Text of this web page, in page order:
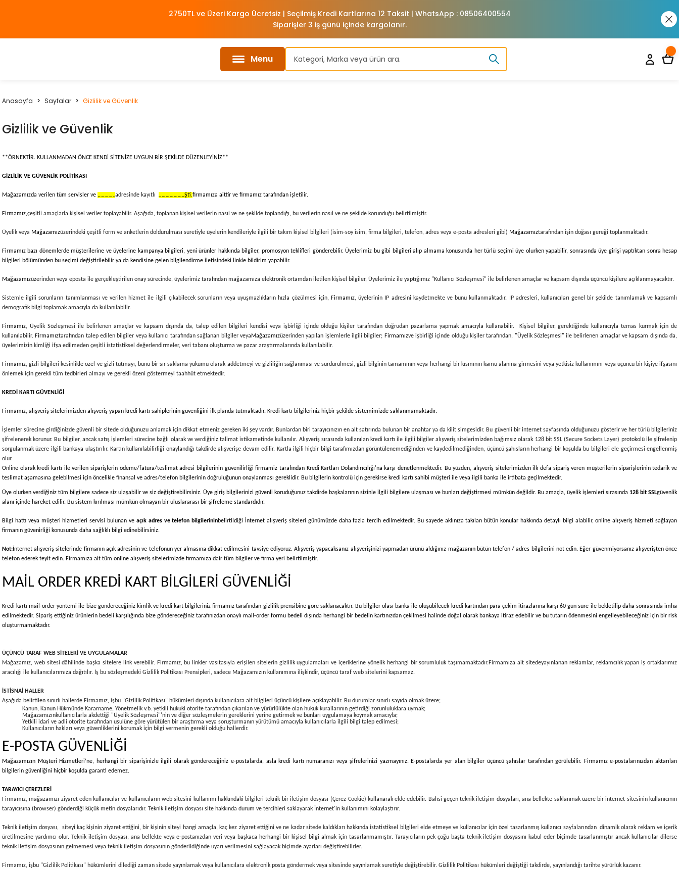
2750TL ve Üzeri Kargo Ücretsiz | Seçilmiş Kredi Kartlarına 12 Taksit | WhatsApp : 08506400554
Siparişler 3 iş günü içinde kargolanır.
Menu
Anasayfa Sayfalar Gizlilik ve Güvenlik
Gizlilik ve Güvenlik
**ÖRNEKTİR. KULLANMADAN ÖNCE KENDİ SİTENİZE UYGUN BİR ŞEKİLDE DÜZENLEYİNİZ**
GİZLİLİK VE GÜVENLİK POLİTİKASI
Mağazamızda verilen tüm servisler ve ,…………adresinde kayıtlı ……………….Şti.firmamıza aittir ve firmamız tarafından işletilir.
Firmamız,çeşitli amaçlarla kişisel veriler toplayabilir. Aşağıda, toplanan kişisel verilerin nasıl ve ne şekilde toplandığı, bu verilerin nasıl ve ne şekilde korunduğu belirtilmiştir.
Üyelik veya Mağazamızüzerindeki çeşitli form ve anketlerin doldurulması suretiyle üyelerin kendileriyle ilgili bir takım kişisel bilgileri (isim-soy isim, firma bilgileri, telefon, adres veya e-posta adresleri gibi) Mağazamıztarafından işin doğası gereği toplanmaktadır.
Firmamız bazı dönemlerde müşterilerine ve üyelerine kampanya bilgileri, yeni ürünler hakkında bilgiler, promosyon teklifleri gönderebilir. Üyelerimiz bu gibi bilgileri alıp almama konusunda her türlü seçimi üye olurken yapabilir, sonrasında üye girişi yaptıktan sonra hesap
bilgileri bölümünden bu seçimi değiştirilebilir ya da kendisine gelen bilgilendirme iletisindeki linkle bildirim yapabilir.
Mağazamızüzerinden veya eposta ile gerçekleştirilen onay sürecinde, üyelerimiz tarafından mağazamıza elektronik ortamdan iletilen kişisel bilgiler, Üyelerimiz ile yaptığımız "Kullanıcı Sözleşmesi" ile belirlenen amaçlar ve kapsam dışında üçüncü kişilere açıklanmayacaktır.
Sistemle ilgili sorunların tanımlanması ve verilen hizmet ile ilgili çıkabilecek sorunların veya uyuşmazlıkların hızla çözülmesi için, Firmamız, üyelerinin IP adresini kaydetmekte ve bunu kullanmaktadır. IP adresleri, kullanıcıları genel bir şekilde tanımlamak ve kapsamlı
demografik bilgi toplamak amacıyla da kullanılabilir.
Firmamız, Üyelik Sözleşmesi ile belirlenen amaçlar ve kapsam dışında da, talep edilen bilgileri kendisi veya işbirliği içinde olduğu kişiler tarafından doğrudan pazarlama yapmak amacıyla kullanabilir. Kişisel bilgiler, gerektiğinde kullanıcıyla temas kurmak için de
kullanılabilir. Firmamıztarafından talep edilen bilgiler veya kullanıcı tarafından sağlanan bilgiler veya Mağazamızüzerinden yapılan işlemlerle ilgili bilgiler; Firmamızve işbirliği içinde olduğu kişiler tarafından, "Üyelik Sözleşmesi" ile belirlenen amaçlar ve kapsam dışında da,
üyelerimizin kimliği ifşa edilmeden çeşitli istatistiksel değerlendirmeler, veri tabanı oluşturma ve pazar araştırmalarında kullanılabilir.
Firmamız, gizli bilgileri kesinlikle özel ve gizli tutmayı, bunu bir sır saklama yükümü olarak addetmeyi ve gizliliğin sağlanması ve sürdürülmesi, gizli bilginin tamamının veya herhangi bir kısmının kamu alanına girmesini veya yetkisiz kullanımını veya üçüncü bir kişiye ifşasını
önlemek için gerekli tüm tedbirleri almayı ve gerekli özeni göstermeyi taahhüt etmektedir.
KREDİ KARTI GÜVENLİĞİ
Firmamız, alışveriş sitelerimizden alışveriş yapan kredi kartı sahiplerinin güvenliğini ilk planda tutmaktadır. Kredi kartı bilgileriniz hiçbir şekilde sistemimizde saklanmamaktadır.
İşlemler sürecine girdiğinizde güvenli bir sitede olduğunuzu anlamak için dikkat etmeniz gereken iki şey vardır. Bunlardan biri tarayıcınızın en alt satırında bulunan bir anahtar ya da kilit simgesidir. Bu güvenli bir internet sayfasında olduğunuzu gösterir ve her türlü bilgileriniz
şifrelenerek korunur. Bu bilgiler, ancak satış işlemleri sürecine bağlı olarak ve verdiğiniz talimat istikametinde kullanılır. Alışveriş sırasında kullanılan kredi kartı ile ilgili bilgiler alışveriş sitelerimizden bağımsız olarak 128 bit SSL (Secure Sockets Layer) protokolü ile şifrelenip
sorgulanmak üzere ilgili bankaya ulaştırılır. Kartın kullanılabilirliği onaylandığı takdirde alışverişe devam edilir. Kartla ilgili hiçbir bilgi tarafımızdan görüntülenemediğinden ve kaydedilmediğinden, üçüncü şahısların herhangi bir koşulda bu bilgileri ele geçirmesi engellenmiş
olur.
Online olarak kredi kartı ile verilen siparişlerin ödeme/fatura/teslimat adresi bilgilerinin güvenilirliği firmamiz tarafından Kredi Kartları Dolandırıcılığı'na karşı denetlenmektedir. Bu yüzden, alışveriş sitelerimizden ilk defa sipariş veren müşterilerin siparişlerinin tedarik ve
teslimat aşamasına gelebilmesi için öncelikle finansal ve adres/telefon bilgilerinin doğruluğunun onaylanması gereklidir. Bu bilgilerin kontrolü için gerekirse kredi kartı sahibi müşteri ile veya ilgili banka ile irtibata geçilmektedir.
Üye olurken verdiğiniz tüm bilgilere sadece siz ulaşabilir ve siz değiştirebilirsiniz. Üye giriş bilgilerinizi güvenli koruduğunuz takdirde başkalarının sizinle ilgili bilgilere ulaşması ve bunları değiştirmesi mümkün değildir. Bu amaçla, üyelik işlemleri sırasında 128 bit SSLgüvenlik
alanı içinde hareket edilir. Bu sistem kırılması mümkün olmayan bir uluslararası bir şifreleme standardıdır.
Bilgi hattı veya müşteri hizmetleri servisi bulunan ve açık adres ve telefon bilgilerininbelirtildiği İnternet alışveriş siteleri günümüzde daha fazla tercih edilmektedir. Bu sayede aklınıza takılan bütün konular hakkında detaylı bilgi alabilir, online alışveriş hizmeti sağlayan
firmanın güvenirliği konusunda daha sağlıklı bilgi edinebilirsiniz.
Not: İnternet alışveriş sitelerinde firmanın açık adresinin ve telefonun yer almasına dikkat edilmesini tavsiye ediyoruz. Alışveriş yapacaksanız alışverişinizi yapmadan ürünü aldığınız mağazanın bütün telefon / adres bilgilerini not edin. Eğer güvenmiyorsanız alışverişten önce
telefon ederek teyit edin. Firmamıza ait tüm online alışveriş sitelerimizde firmamıza dair tüm bilgiler ve firma yeri belirtilmiştir.
MAİL ORDER KREDİ KART BİLGİLERİ GÜVENLİĞİ
Kredi kartı mail-order yöntemi ile bize göndereceğiniz kimlik ve kredi kart bilgileriniz firmamız tarafından gizlilik prensibine göre saklanacaktır. Bu bilgiler olası banka ile oluşubilecek kredi kartından para çekim itirazlarına karşı 60 gün süre ile bekletilip daha sonrasında imha
edilmektedir. Sipariş ettiğiniz ürünlerin bedeli karşılığında bize göndereceğiniz tarafınızdan onaylı mail-order formu bedeli dışında herhangi bir bedelin kartınızdan çekilmesi halinde doğal olarak bankaya itiraz edebilir ve bu tutarın ödenmesini engelleyebileceğiniz için bir risk
oluşturmamaktadır.
ÜÇÜNCÜ TARAF WEB SİTELERİ VE UYGULAMALAR
Mağazamız, web sitesi dâhilinde başka sitelere link verebilir. Firmamız, bu linkler vasıtasıyla erişilen sitelerin gizlilik uygulamaları ve içeriklerine yönelik herhangi bir sorumluluk taşımamaktadır.Firmamıza ait sitedeyayınlanan reklamlar, reklamcılık yapan iş ortaklarımız
aracılığı ile kullanıcılarımıza dağıtılır. İş bu sözleşmedeki Gizlilik Politikası Prensipleri, sadece Mağazamızın kullanımına ilişkindir, üçüncü taraf web sitelerini kapsamaz.
İSTİSNAİ HALLER
Aşağıda belirtilen sınırlı hallerde Firmamız, işbu "Gizlilik Politikası" hükümleri dışında kullanıcılara ait bilgileri üçüncü kişilere açıklayabilir. Bu durumlar sınırlı sayıda olmak üzere;
Kanun, Kanun Hükmünde Kararname, Yönetmelik v.b. yetkili hukuki otorite tarafından çıkarılan ve yürürlülükte olan hukuk kurallarının getirdiği zorunluluklara uymak;
Mağazamızınkullanıcılarla akdettiği "Üyelik Sözleşmesi"'nin ve diğer sözleşmelerin gereklerini yerine getirmek ve bunları uygulamaya koymak amacıyla;
Yetkili idari ve adli otorite tarafından usulüne göre yürütülen bir araştırma veya soruşturmanın yürütümü amacıyla kullanıcılarla ilgili bilgi talep edilmesi;
Kullanıcıların hakları veya güvenliklerini korumak için bilgi vermenin gerekli olduğu hallerdir.
E-POSTA GÜVENLİĞİ
Mağazamızın Müşteri Hizmetleri’ne, herhangi bir siparişinizle ilgili olarak göndereceğiniz e-postalarda, asla kredi kartı numaranızı veya şifrelerinizi yazmayınız. E-postalarda yer alan bilgiler üçüncü şahıslar tarafından görülebilir. Firmamız e-postalarınızdan aktarılan
bilgilerin güvenliğini hiçbir koşulda garanti edemez.
TARAYICI ÇEREZLERİ
Firmamız, mağazamızı ziyaret eden kullanıcılar ve kullanıcıların web sitesini kullanımı hakkındaki bilgileri teknik bir iletişim dosyası (Çerez-Cookie) kullanarak elde edebilir. Bahsi geçen teknik iletişim dosyaları, ana bellekte saklanmak üzere bir internet sitesinin kullanıcının
tarayıcısına (browser) gönderdiği küçük metin dosyalarıdır. Teknik iletişim dosyası site hakkında durum ve tercihleri saklayarak İnternet'in kullanımını kolaylaştırır.
Teknik iletişim dosyası, siteyi kaç kişinin ziyaret ettiğini, bir kişinin siteyi hangi amaçla, kaç kez ziyaret ettiğini ve ne kadar sitede kaldıkları hakkında istatistiksel bilgileri elde etmeye ve kullanıcılar için özel tasarlanmış kullanıcı sayfalarından dinamik olarak reklam ve içerik
üretilmesine yardımcı olur. Teknik iletişim dosyası, ana bellekte veya e-postanızdan veri veya başkaca herhangi bir kişisel bilgi almak için tasarlanmamıştır. Tarayıcıların pek çoğu başta teknik iletişim dosyasını kabul eder biçimde tasarlanmıştır ancak kullanıcılar dilerse
teknik iletişim dosyasının gelmemesi veya teknik iletişim dosyasının gönderildiğinde uyarı verilmesini sağlayacak biçimde ayarları değiştirebilirler.
Firmamız, işbu "Gizlilik Politikası" hükümlerini dilediği zaman sitede yayınlamak veya kullanıcılara elektronik posta göndermek veya sitesinde yayınlamak suretiyle değiştirebilir. Gizlilik Politikası hükümleri değiştiği takdirde, yayınlandığı tarihte yürürlük kazanır.